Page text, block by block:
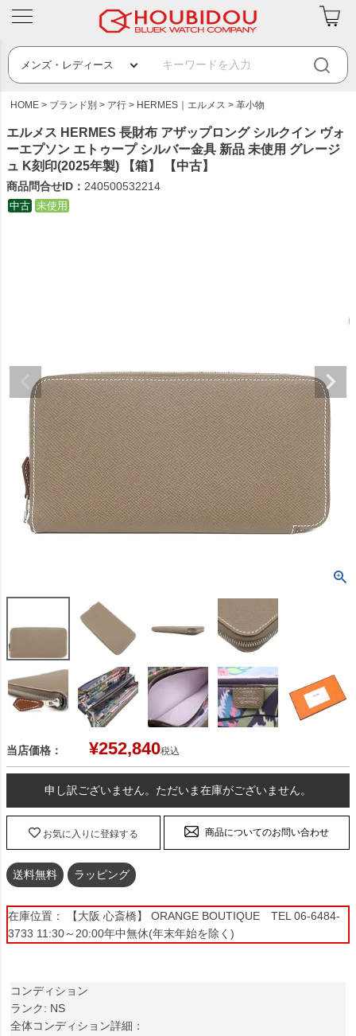
HOME ブランド別 ア行 HERMES｜エルメス 革小物
エルメス HERMES 長財布 アザップロング シルクイン ヴォ
ーエプソン エトゥープ シルバー金具 新品 未使用 グレージ
ュ K刻印(2025年製) 【箱】 【中古】
商品問合せID： 240500532214
中古 未使用
当店価格： ¥252,840税込
申し訳ございません。ただいま在庫がございません。
お気に入りに登録する 商品についてのお問い合わせ
送料無料 ラッピング
在庫位置： 【大阪 心斎橋】 ORANGE BOUTIQUE TEL 06-6484-
3733 11:30～20:00年中無休(年末年始を除く)
コンディション
ランク: NS
全体コンディション詳細：